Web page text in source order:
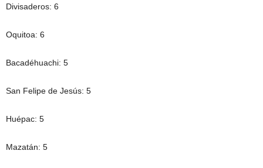
Divisaderos: 6
Oquitoa: 6
Bacadéhuachi: 5
San Felipe de Jesús: 5
Huépac: 5
Mazatán: 5